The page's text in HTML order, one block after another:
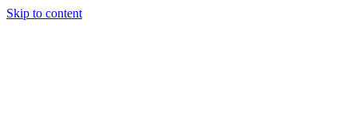
Skip to content